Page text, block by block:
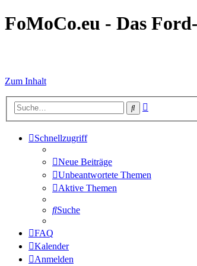
FoMoCo.eu - Das
Zum Inhalt
Suche
Schnellzugriff
Neue Beiträge
Unbeantwortete Themen
Aktive Themen
Suche
FAQ
Kalender
Anmelden